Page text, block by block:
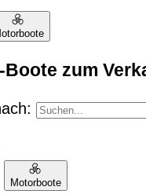
Boote zum
Motorboote